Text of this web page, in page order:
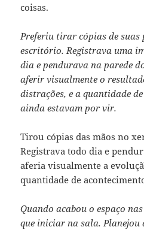
coisas.
Preferiu tirar cópias de
escritório. Registrava uma
dia e pendurava na parede
aferir visualmente o
distrações, e a quantidade
ainda estavam por vir.
Tirou cópias das mãos no
Registrava todo dia e
aferia visualmente a
quantidade de
Quando acabou o espaço
que iniciar na sala. Planejou